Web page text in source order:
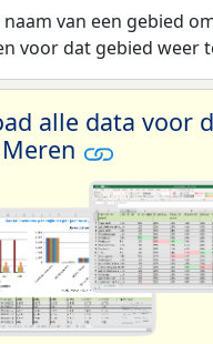
naam van een gebied
voor dat gebied weer
alle data voor